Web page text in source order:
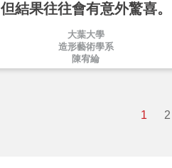
但結果往往會有意外驚喜。
大葉大學
造形藝術學系
陳宥綸
1 2